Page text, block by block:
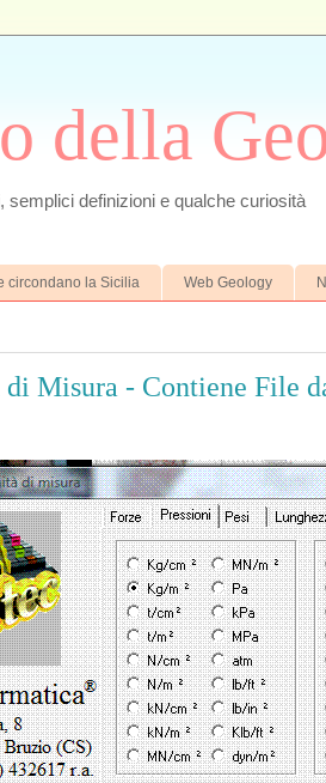
della
semplici definizioni e qualche curiosità
circondano la Sicilia Web Geology
Misura - Contiene File